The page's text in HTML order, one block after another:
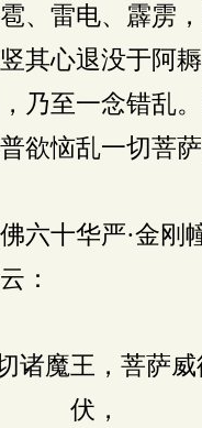
、雷电、霹雳
其心退没于阿
乃至一念错乱。
欲恼乱一切菩
佛六十华严·金刚
：
诸魔王，菩萨威
伏，